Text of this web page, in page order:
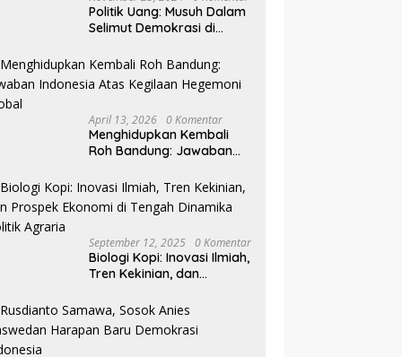
Politik Uang: Musuh Dalam
Selimut Demokrasi di
April 13, 2026 0 Komentar
Menghidupkan Kembali
Roh Bandung: Jawaban
Hegemoni Global
September 12, 2025 0 Komentar
Biologi Kopi: Inovasi Ilmiah,
Tren Kekinian, dan
Tengah Dinamika Politik
Agraria